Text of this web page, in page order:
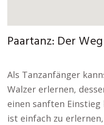
Paartanz: Der
Als Tanzanfänger
Walzer erlernen,
einen sanften Einstieg
ist einfach zu